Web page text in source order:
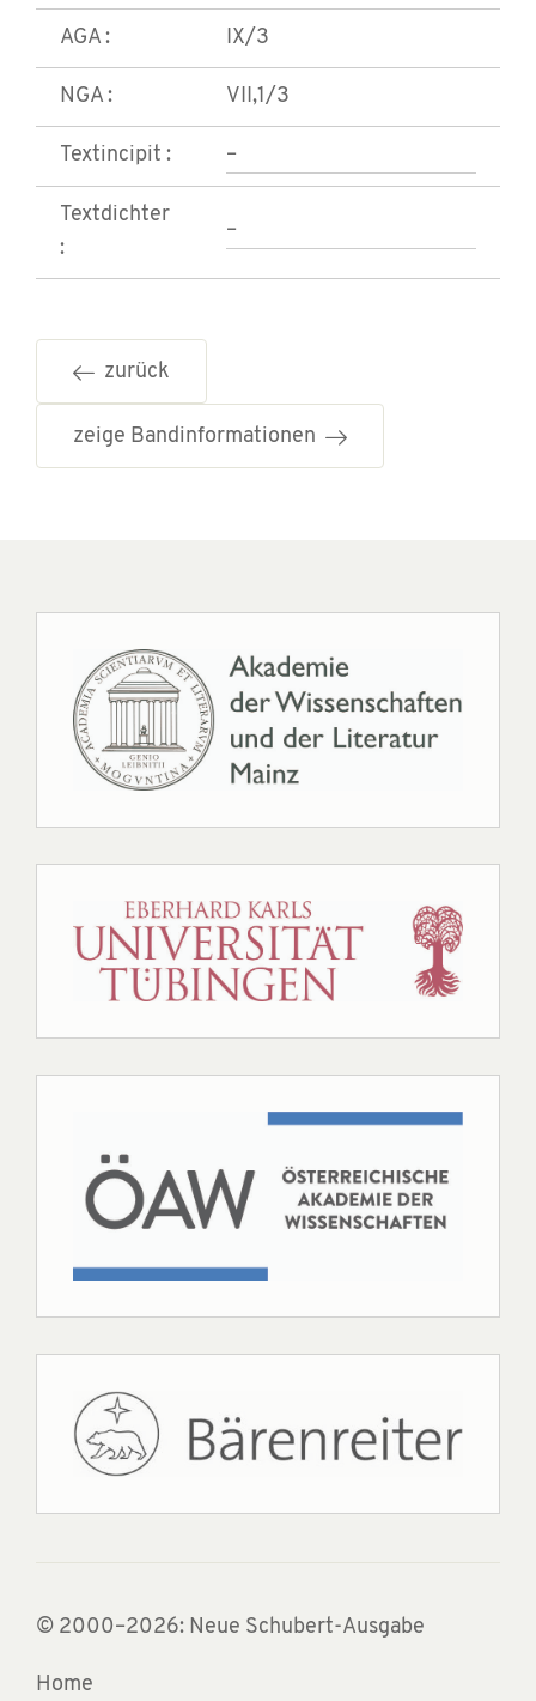
AGA : IX/3
NGA : VII,1/3
Textincipit : –
Textdichter
:
–
zurück
zeige Bandinformationen
© 2000–2026: Neue Schubert-Ausgabe
Home